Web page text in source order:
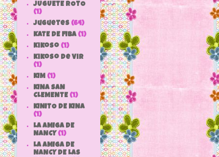
JUGUETE ROTO
(1)
Juguetes (64)
KATE DE FIBA (1)
Kikoso (1)
Kikoso de Vir
(1)
KIM (1)
KINA SAN
CLEMENTE (1)
KINITO DE KINA
(1)
LA AMIGA DE
NANCY (1)
LA AMIGA DE
NANCY DE LAS